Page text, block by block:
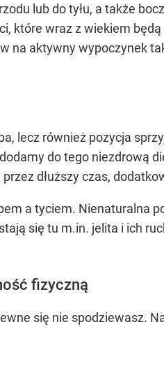
lub do tyłu, a także
które wraz z wiekiem
na aktywny wypoczynek
lecz również pozycja
do tego niezdrową
dłuższy czas,
a tyciem. Nienaturalna
się tu m.in. jelita i ich
fizyczną
się nie spodziewasz.